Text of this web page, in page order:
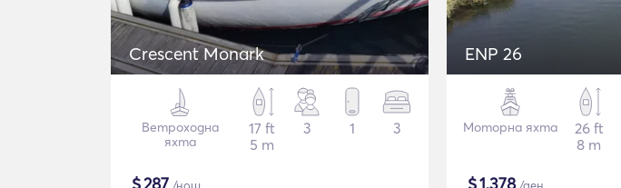
Crescent Monark
Ветроходна
яхта
17 ft
5 m
3 1 3
ENP 26
Моторна яхта
26 ft
8 m